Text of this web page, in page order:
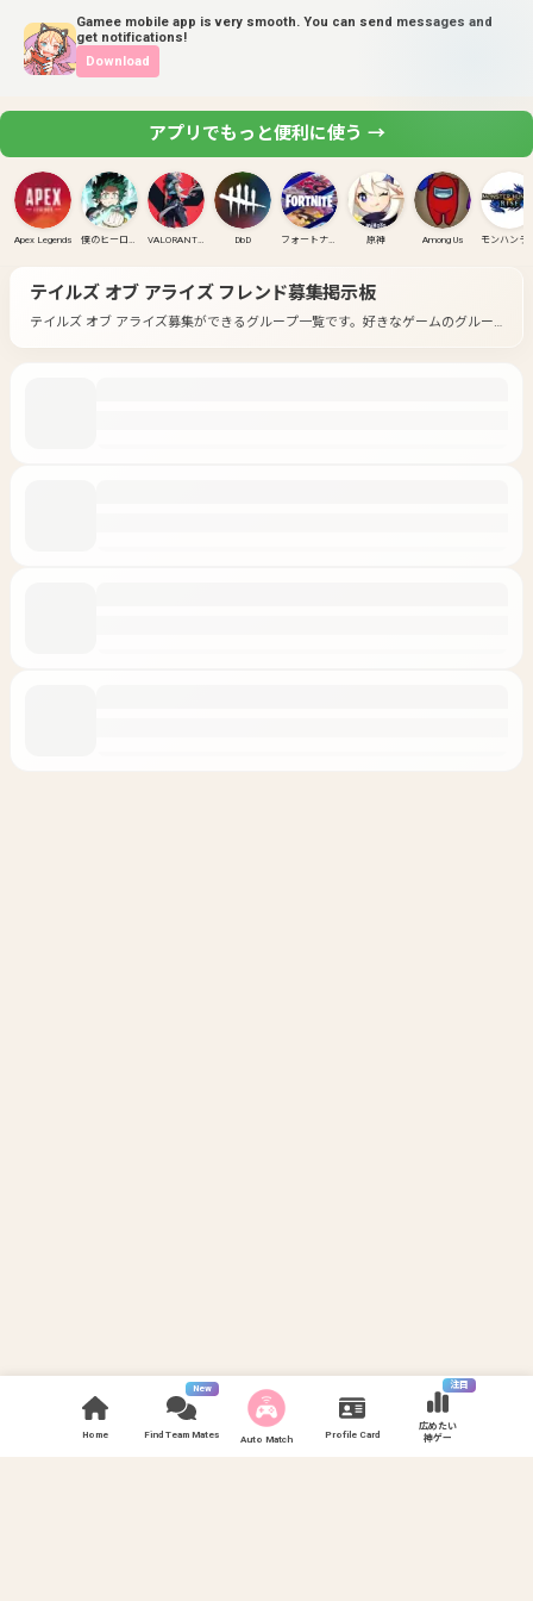
Gamee mobile app is very smooth. You can send messages and
get notifications!
Download
Home
New
Find Team Mates Auto Match Profile Card
注目
広めたい
神ゲー
アプリでもっと便利に使う →
Apex Legends 僕のヒーローアカデミア ULTRA RUMBLE VALORANT(PC) DbD フォートナイト 原神 Among Us
テイルズ オブ アライズフレンド募集掲示板
テイルズ オブ アライズ募集ができるグループ一覧です。 好きなゲームのグルー